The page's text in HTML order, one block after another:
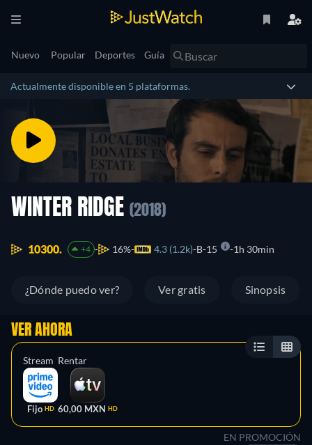
Nuevo Popular Deportes Guía
Actualmente disponible en 5 plataformas.
WINTER RIDGE (2018)
10300. +4 16% 4.3 (1.2k) B-15 1h 30min
¿Dónde puedo ver? Ver gratis Sinopsis
VER AHORA
Stream
Fijo HD
Rentar
60,00 MXN HD
EN PROMOCIÓN